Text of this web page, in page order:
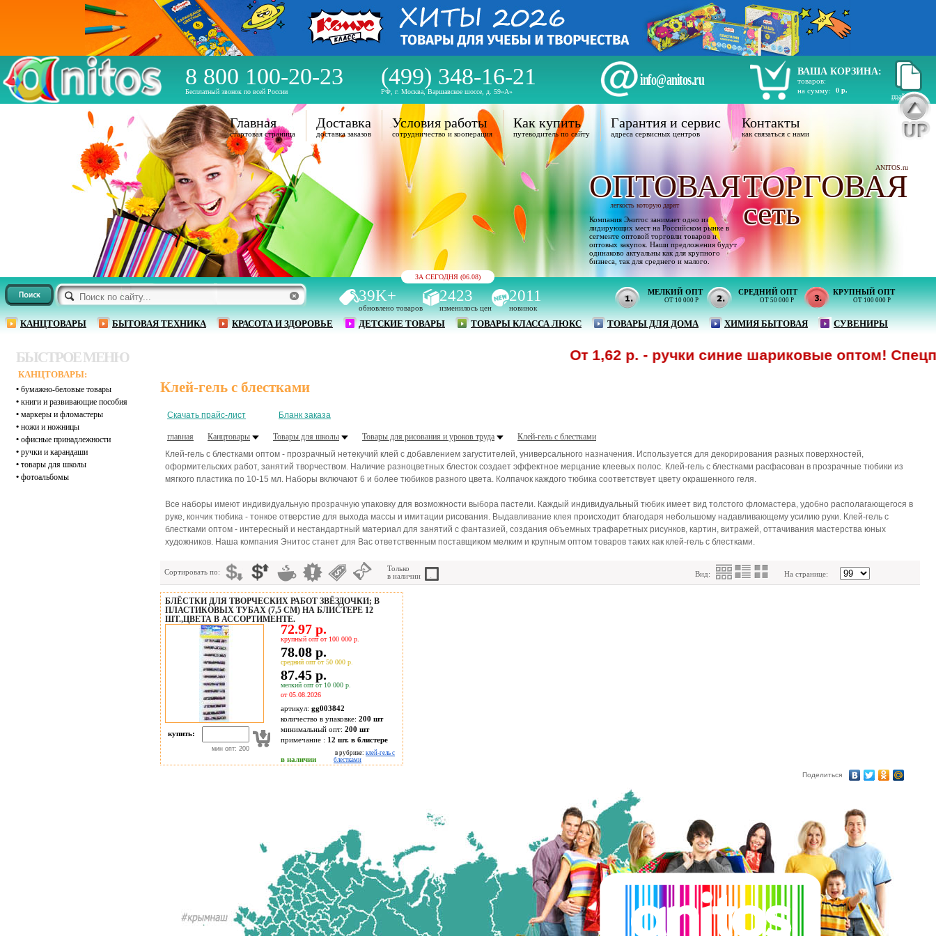
8 800 100-20-23
Бесплатный звонок по всей России
(499) 348-16-21
РФ, г. Москва, Варшавское шоссе, д. 59«А»
info@anitos.ru
ВАША КОРЗИНА:
товаров:
на сумму:
0 р.
прайс лист
ЗА СЕГОДНЯ (06.08)
39K+
обновлено товаров
2423
изменилось цен
2011
новинок
МЕЛКИЙ ОПТ
ОТ 10 000 Р
СРЕДНИЙ ОПТ
ОТ 50 000 Р
КРУПНЫЙ ОПТ
ОТ 100 000 Р
КАНЦТОВАРЫ БЫТОВАЯ ТЕХНИКА КРАСОТА И ЗДОРОВЬЕ ДЕТСКИЕ ТОВАРЫ ТОВАРЫ КЛАССА ЛЮКС ТОВАРЫ ДЛЯ ДОМА ХИМИЯ БЫТОВАЯ СУВЕНИРЫ
Главная
стартовая страница
Доставка
доставка заказов
Условия работы
сотрудничество и кооперация
Как купить
путеводитель по сайту
Гарантия и сервис
адреса сервисных центров
Контакты
как связаться с нами
ANITOS.ru
ОПТОВАЯТОРГОВАЯ
легкость которую дарят
Компания Энитос занимает одно из
лидирующих мест на Российском рынке в
сегменте оптовой торговли товаров и
оптовых закупок. Наши предложения будут
одинаково актуальны как для крупного
бизнеса, так для среднего и малого.
сеть
БЫСТРОЕ МЕНЮ
КАНЦТОВАРЫ:
• бумажно-беловые товары
• книги и развивающие пособия
• маркеры и фломастеры
• ножи и ножницы
• офисные принадлежности
• ручки и карандаши
• товары для школы
• фотоальбомы
От 1,62 р. - ручки синие шариковые оптом!
Клей-гель с блестками
Скачать прайс-лист Бланк заказа
главная Канцтовары Товары для школы Товары для рисования и уроков труда
Клей-гель с блестками
Клей-гель с блестками оптом - прозрачный нетекучий клей с добавлением загустителей, универсального назначения. Используется для декорирования разных поверхностей,
оформительских работ, занятий творчеством. Наличие разноцветных блесток создает эффектное мерцание клеевых полос. Клей-гель с блестками расфасован в прозрачные тюбики из
мягкого пластика по 10-15 мл. Наборы включают 6 и более тюбиков разного цвета. Колпачок каждого тюбика соответствует цвету окрашенного геля.
Все наборы имеют индивидуальную прозрачную упаковку для возможности выбора пастели. Каждый индивидуальный тюбик имеет вид толстого фломастера, удобно располагающегося в
руке, кончик тюбика - тонкое отверстие для выхода массы и имитации рисования. Выдавливание клея происходит благодаря небольшому надавливающему усилию руки. Клей-гель с
блестками оптом - интересный и нестандартный материал для занятий с фантазией, создания объемных трафаретных рисунков, картин, витражей, оттачивания мастерства юных
художников. Наша компания Энитос станет для Вас ответственным поставщиком мелким и крупным оптом товаров таких как клей-гель с блестками.
Сортировать по:
Только
в наличии
Вид: На странице:
БЛЁСТКИ ДЛЯ ТВОРЧЕСКИХ РАБОТ ЗВЁЗДОЧКИ; В
ПЛАСТИКОВЫХ ТУБАХ (7,5 СМ) НА БЛИСТЕРЕ 12
ШТ.,ЦВЕТА В АССОРТИМЕНТЕ.
купить:
мин опт: 200
72.97 р.
крупный опт от 100 000 р.
78.08 р.
средний опт от 50 000 р.
87.45 р.
мелкий опт от 10 000 р.
от 05.08.2026
артикул: gg003842
количество в упаковке: 200 шт
минимальный опт: 200 шт
примечание : 12 шт. в блистере
в наличии
в рубрике: клей-гель с
блестками
Поделиться